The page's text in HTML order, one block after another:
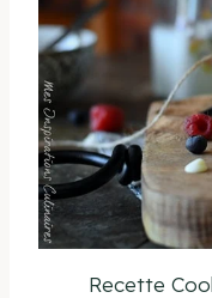
Recette